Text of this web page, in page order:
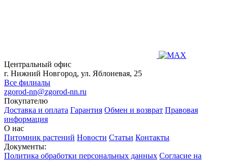
Центральный офис
г. Нижний Новгород, ул. Яблоневая, 25
Все филиалы
zgorod-nn@zgorod-nn.ru
Покупателю
Доставка и оплата Гарантия Обмен и возврат Правовая
информация
О нас
Питомник растений Новости Статьи Контакты
Документы:
Политика обработки персональных данных Согласие на